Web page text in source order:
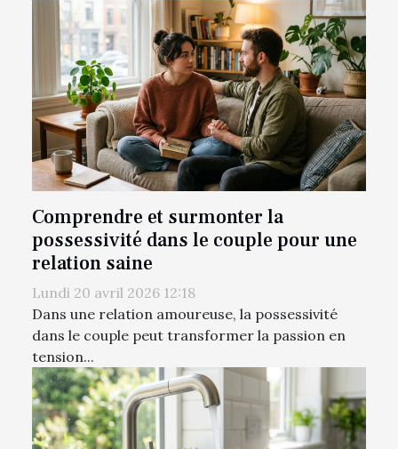
Comprendre et surmonter la
possessivité dans le couple pour une
relation saine
Lundi 20 avril 2026 12:18
Dans une relation amoureuse, la possessivité
dans le couple peut transformer la passion en
tension...